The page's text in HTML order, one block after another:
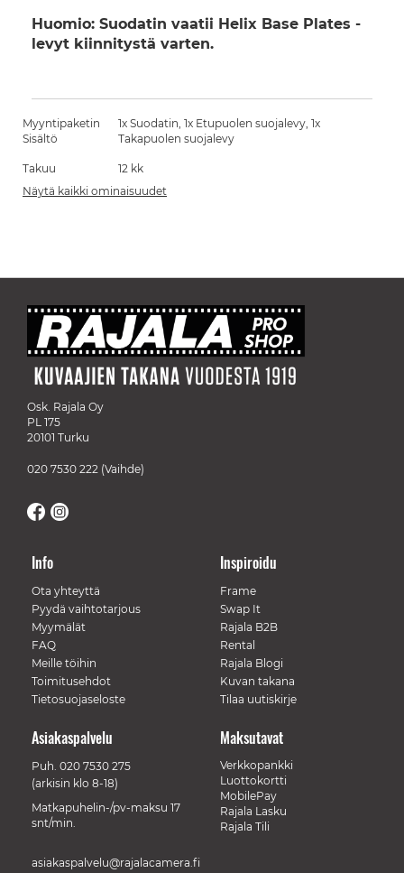
Huomio: Suodatin vaatii Helix Base Plates -
levyt kiinnitystä varten.
Myyntipaketin
Sisältö
1x Suodatin, 1x Etupuolen suojalevy, 1x
Takapuolen suojalevy
Takuu
12 kk
Näytä kaikki ominaisuudet
Osk. Rajala Oy
PL 175
20101 Turku
020 7530 222 (Vaihde)
Info
Ota yhteyttä
Pyydä vaihtotarjous
Myymälät
FAQ
Meille töihin
Toimitusehdot
Tietosuojaseloste
Inspiroidu
Frame
Swap It
Rajala B2B
Rental
Rajala Blogi
Kuvan takana
Tilaa uutiskirje
Maksutavat
Verkkopankki
Luottokortti
MobilePay
Rajala Lasku
Rajala Tili
Asiakaspalvelu
Puh. 020 7530 275
(arkisin klo 8-18)
Matkapuhelin-/pv-maksu 17
snt/min.
asiakaspalvelu@rajalacamera.fi